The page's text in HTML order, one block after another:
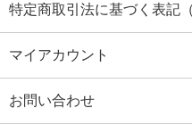
特定商取引法に基づく表記
マイアカウント
お問い合わせ